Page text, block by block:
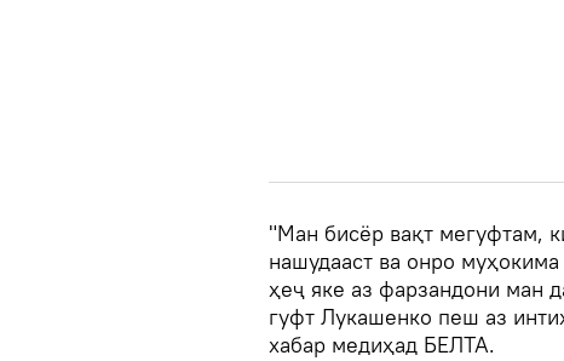
"Ман бисёр вақт мегуфтам,
нашудааст ва онро
ҳеҷ яке аз фарзандони ман
гуфт Лукашенко пеш аз
хабар медиҳад БЕЛТА.